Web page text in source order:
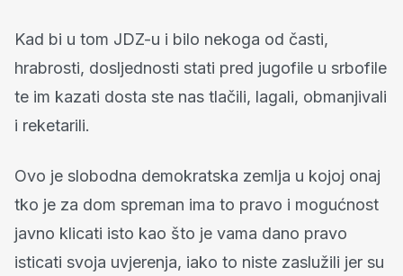
Kad bi u tom JDZ-u i bilo nekoga od časti,
hrabrosti, dosljednosti stati pred jugofile u srbofile
te im kazati dosta ste nas tlačili, lagali, obmanjivali
i reketarili.
Ovo je slobodna demokratska zemlja u kojoj onaj
tko je za dom spreman ima to pravo i mogućnost
javno klicati isto kao što je vama dano pravo
isticati svoja uvjerenja, iako to niste zaslužili jer su